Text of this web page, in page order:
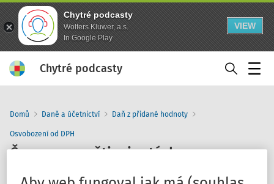
Chytré podcasty
Wolters Kluwer, a.s.
In Google Play
VIEW
Chytré podcasty
Domů Daně a účetnictví Daň z přidané hodnoty
Osvobození od DPH
Červenec v pěti minutách